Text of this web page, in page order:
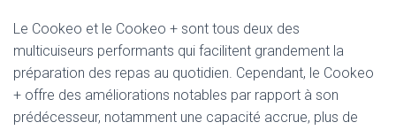
Le Cookeo et le Cookeo + sont tous deux des
multicuiseurs performants qui facilitent grandement la
préparation des repas au quotidien. Cependant, le Cookeo
+ offre des améliorations notables par rapport à son
prédécesseur, notamment une capacité accrue, plus de